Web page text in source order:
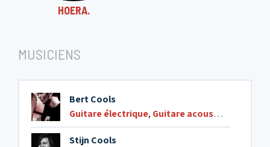
HOERA.
MUSICIENS
Bert Cools
Guitare électrique, Guitare acoustique
Stijn Cools